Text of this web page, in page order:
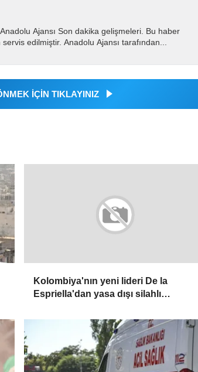
Ajansı Son dakika gelişmeleri. Bu haber
servis edilmiştir. Anadolu Ajansı tarafından...
İÇİN TIKLAYINIZ
Kolombiya'nın yeni lideri De la
Espriella'dan yasa dışı silahlı